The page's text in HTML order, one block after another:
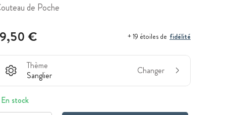
de Poche
€ + 19 étoiles de fidélité
Thème
Sanglier
Changer
En stock